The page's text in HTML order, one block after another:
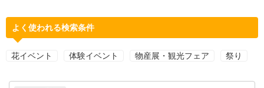
よく使われる検索条件
花イベント 体験イベント 物産展・観光フェア 祭り